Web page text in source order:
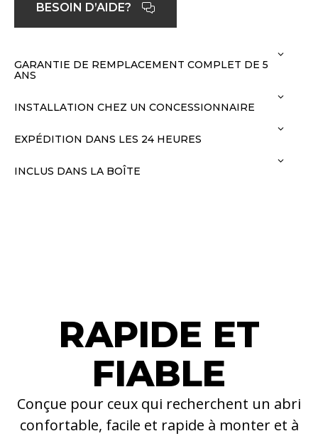
BESOIN D’AIDE?
GARANTIE DE REMPLACEMENT COMPLET DE 5
ANS
INSTALLATION CHEZ UN CONCESSIONNAIRE
EXPÉDITION DANS LES 24 HEURES
INCLUS DANS LA BOÎTE
RAPIDE ET
FIABLE
Conçue pour ceux qui recherchent un abri
confortable, facile et rapide à monter et à